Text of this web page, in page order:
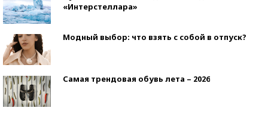
«Интерстеллара»
Модный выбор: что взять с собой в отпуск?
Самая трендовая обувь лета – 2026